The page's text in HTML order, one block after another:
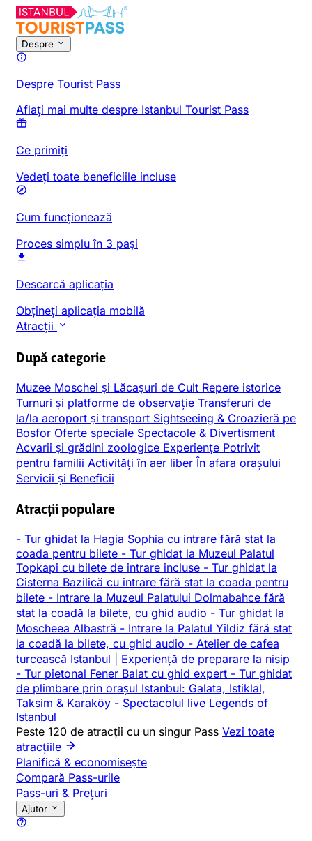
Despre
Despre Tourist Pass
Aflați mai multe despre Istanbul Tourist Pass
Ce primiți
Vedeți toate beneficiile incluse
Cum funcționează
Proces simplu în 3 pași
Descarcă aplicația
Obțineți aplicația mobilă
Atracții
După categorie
Muzee Moschei și Lăcașuri de Cult Repere istorice
Turnuri și platforme de observație Transferuri de
la/la aeroport și transport Sightseeing & Croazieră pe
Bosfor Oferte speciale Spectacole & Divertisment
Acvarii și grădini zoologice Experiențe Potrivit
pentru familii Activități în aer liberÎn afara orașului
Servicii și Beneficii
Atracții populare
- Tur ghidat la Hagia Sophia cu intrare fără stat la
coada pentru bilete - Tur ghidat la Muzeul Palatul
Topkapi cu bilete de intrare incluse - Tur ghidat la
Cisterna Bazilică cu intrare fără stat la coada pentru
bilete - Intrare la Muzeul Palatului Dolmabahce fără
stat la coadă la bilete, cu ghid audio - Tur ghidat la
Moscheea Albastră - Intrare la Palatul Yildiz fără stat
la coadă la bilete, cu ghid audio - Atelier de cafea
turcească Istanbul | Experiență de preparare la nisip
- Tur pietonal Fener Balat cu ghid expert - Tur ghidat
de plimbare prin orașul Istanbul: Galata, Istiklal,
Taksim & Karaköy - Spectacolul live Legends of
Istanbul
Peste 120 de atracții cu un singur Pass Vezi toate
atracțiile
Planifică & economisește
Compară Pass-urile
Pass-uri & Prețuri
Ajutor